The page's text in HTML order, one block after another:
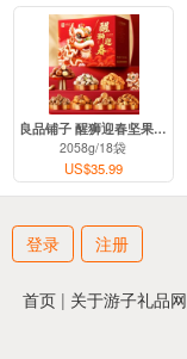
良品铺子 醒狮迎春坚果礼盒
2058g/18袋
US$35.99
登录 注册
首页 | 关于游子礼品网